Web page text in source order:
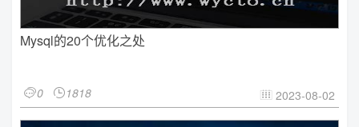
Mysql的20个优化之处
0 1818  2023-08-02